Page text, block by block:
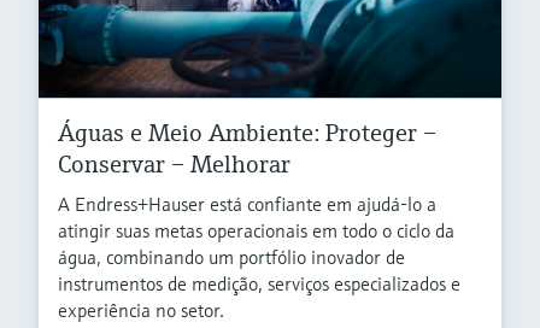
Águas e Meio Ambiente: Proteger –
Conservar – Melhorar
A Endress+Hauser está confiante em ajudá-lo a
atingir suas metas operacionais em todo o ciclo da
água, combinando um portfólio inovador de
instrumentos de medição, serviços especializados e
experiência no setor.